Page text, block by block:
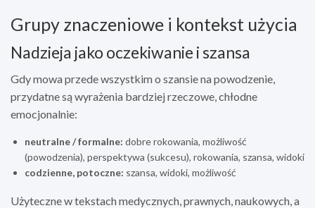
Grupy znaczeniowe i kontekst użycia
Nadzieja jako oczekiwanie i szansa
Gdy mowa przede wszystkim o szansie na powodzenie,
przydatne są wyrażenia bardziej rzeczowe, chłodne
emocjonalnie:
neutralne / formalne: dobre rokowania, możliwość
(powodzenia), perspektywa (sukcesu), rokowania, szansa, widoki
codzienne, potoczne: szansa, widoki, możliwość
Użyteczne w tekstach medycznych, prawnych, naukowych, a